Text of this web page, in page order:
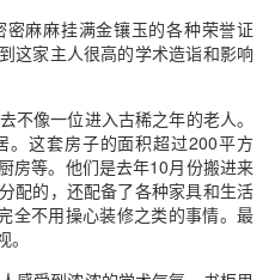
麻麻挂满金镶玉的各种荣誉证
这家主人很高的学术造诣和影响
不像一位进入古稀之年的老人。
这套房子的面积超过200平方
房等。他们是去年10月份搬进来
配的，还配备了各种家具和生活
全不用操心装修之类的事情。最